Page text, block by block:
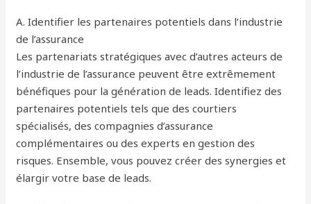
A. Identifier les partenaires potentiels dans l’industrie
de l’assurance
Les partenariats stratégiques avec d’autres acteurs de
l’industrie de l’assurance peuvent être extrêmement
bénéfiques pour la génération de leads. Identifiez des
partenaires potentiels tels que des courtiers
spécialisés, des compagnies d’assurance
complémentaires ou des experts en gestion des
risques. Ensemble, vous pouvez créer des synergies et
élargir votre base de leads.